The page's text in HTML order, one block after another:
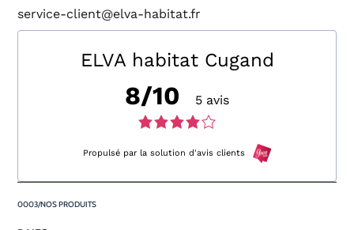
service-client@elva-habitat.fr
ELVA habitat Cugand
8/10
5 avis
Note
de
4,0
Propulsé par la solution d'avis clients
NOS PRODUITS